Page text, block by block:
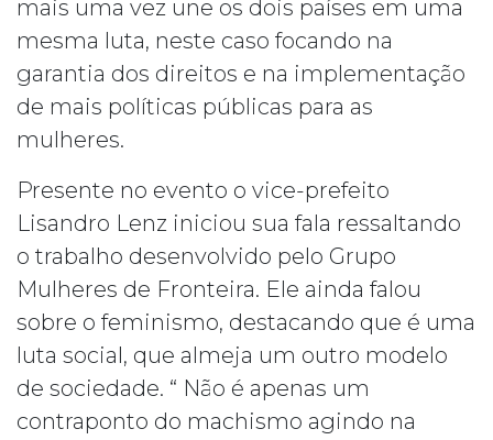
mais uma vez une os dois países em uma
mesma luta, neste caso focando na
garantia dos direitos e na implementação
de mais políticas públicas para as
mulheres.
Presente no evento o vice-prefeito
Lisandro Lenz iniciou sua fala ressaltando
o trabalho desenvolvido pelo Grupo
Mulheres de Fronteira. Ele ainda falou
sobre o feminismo, destacando que é uma
luta social, que almeja um outro modelo
de sociedade. “ Não é apenas um
contraponto do machismo agindo na